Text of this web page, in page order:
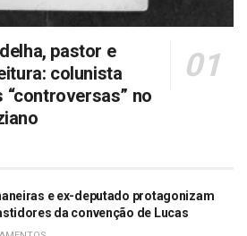
pastor e
colunista
“controversas” no
e ex-deputado protagonizam
da convenção de Lucas